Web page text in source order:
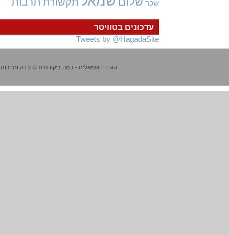
עדכונים בטוויטר
Tweets by @HagadaSite
שכר
הגדה השמאלית - במה ביקורתית לחברה ותרבות